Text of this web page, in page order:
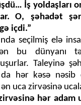
İş yoldaşları
O, şəhadət
içdi.”
seçilmiş elə
bu dünyanı
Taleyinə
hər kəsə nəsib
uca zirvəsinə
hər adam